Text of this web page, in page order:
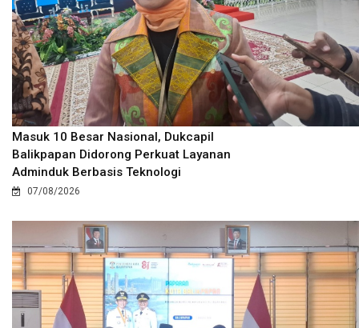
Masuk 10 Besar Nasional, Dukcapil
Balikpapan Didorong Perkuat Layanan
Adminduk Berbasis Teknologi
07/08/2026